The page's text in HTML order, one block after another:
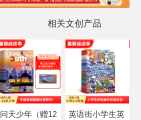
相关文创产品
问天少年（赠12
英语街小学生英